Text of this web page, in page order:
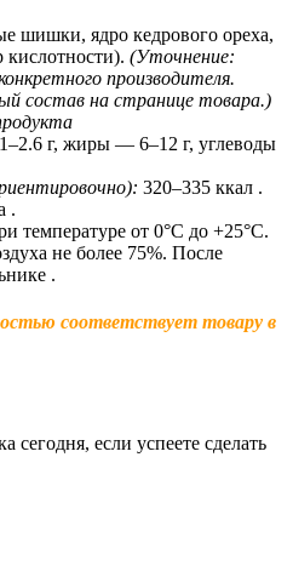
шишки, ядро кедрового ореха,
кислотности). (Уточнение:
производителя.
состав на странице товара.)
г, жиры — 6–12 г, углеводы
320–335 ккал .
.
температуре от 0°С до +25°С.
не более 75%. После
.
соответствует товару в
сегодня, если успеете сделать